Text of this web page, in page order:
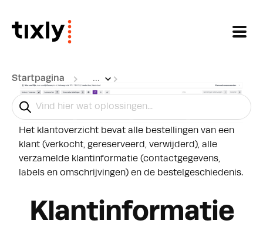
Startpagina ...
Klantoverzicht
Het klantoverzicht bevat alle bestellingen van een
klant (verkocht, gereserveerd, verwijderd), alle
verzamelde klantinformatie (contactgegevens,
labels en omschrijvingen) en de bestelgeschiedenis.
Klantinformatie